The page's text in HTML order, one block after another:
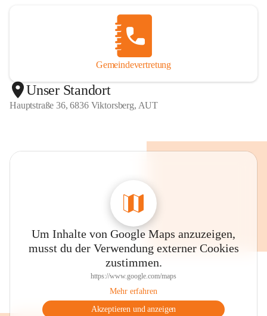
Gemeindevertretung
Unser Standort
Hauptstraße 36, 6836 Viktorsberg, AUT
Um Inhalte von Google Maps anzuzeigen,
musst du der Verwendung externer Cookies
zustimmen.
https://www.google.com/maps
Mehr erfahren
Akzeptieren und anzeigen